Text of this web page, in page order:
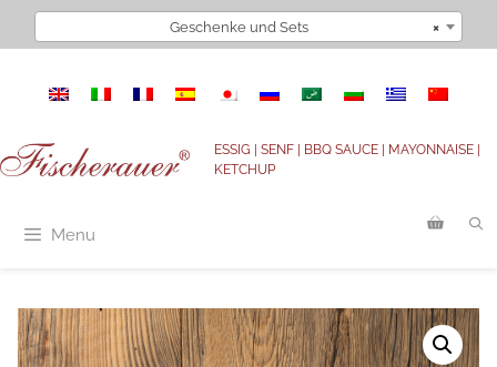
Inhalt
×
Geschenke und Sets
ESSIG | SENF | BBQ SAUCE | MAYONNAISE |
KETCHUP
Menu